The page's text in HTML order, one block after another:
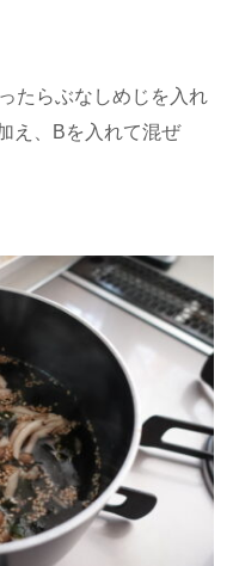
たらぶなしめじを入れ
え、Bを入れて混ぜ